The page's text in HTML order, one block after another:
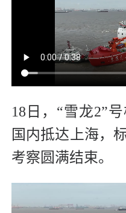
18日，“雪龙2”
国内抵达上海，
考察圆满结束。